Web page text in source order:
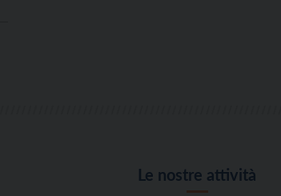
Le nostre attività